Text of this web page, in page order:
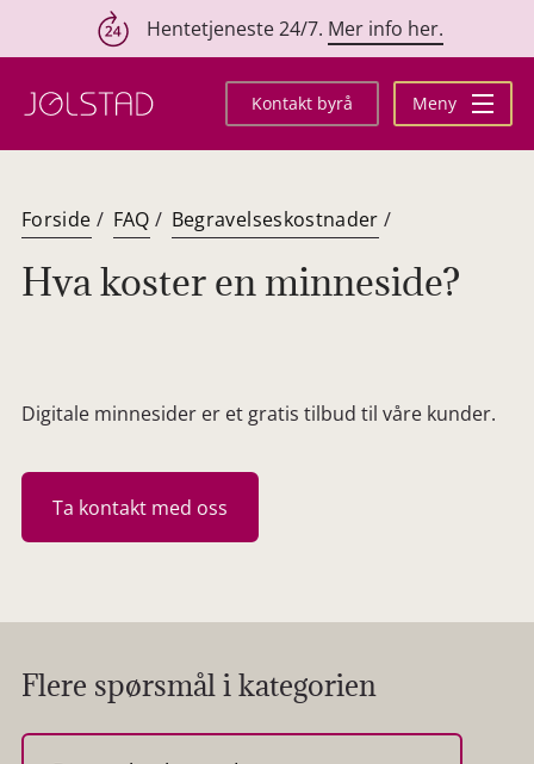
innhold
Hentetjeneste 24/7. Mer info her.
Kontakt byrå Meny
Forside / FAQ / Begravelseskostnader /
Hva koster en minneside?
Digitale minnesider er et gratis tilbud til våre kunder.
Ta kontakt med oss
Flere spørsmål i kategorien
Velg